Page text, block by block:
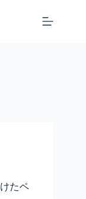
たペ